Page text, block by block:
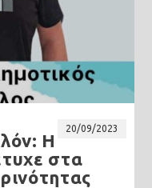
20/09/2023
Η
στα